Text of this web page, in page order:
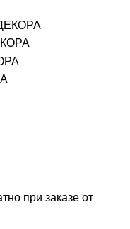
при заказе от